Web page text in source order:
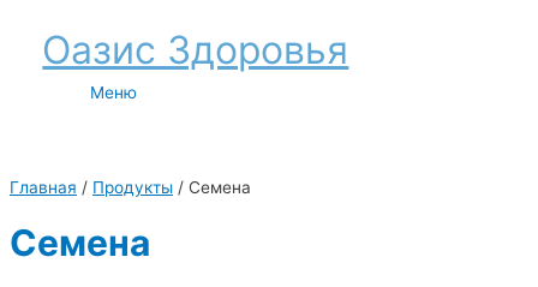
содержимому
Оазис Здоровья
Меню
Меню
Главная / Продукты / Семена
Семена